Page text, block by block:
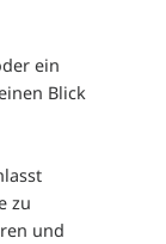
ein
Blick
zu
und